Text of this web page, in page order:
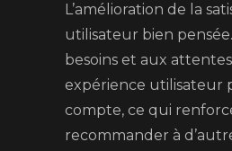
L’amélioration de la
utilisateur bien
besoins et aux
expérience utilisateur
compte, ce qui
recommander à